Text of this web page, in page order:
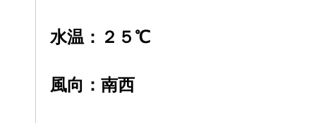
水温：２５℃
風向：南西